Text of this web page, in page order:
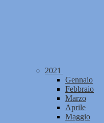
2021
Gennaio
Febbraio
Marzo
Aprile
Maggio